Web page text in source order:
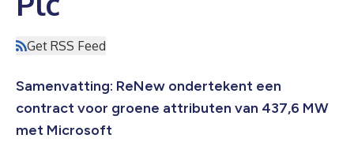
Get RSS Feed
Samenvatting: ReNew ondertekent een
contract voor groene attributen van 437,6 MW
met Microsoft